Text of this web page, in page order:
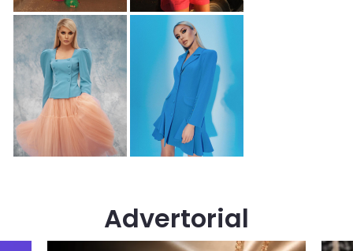
Advertorial